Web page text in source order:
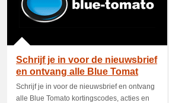
Schrijf je in voor de nieuwsbrief
en ontvang alle Blue Tomat
Schrijf je in voor de nieuwsbrief en ontvang
alle Blue Tomato kortingscodes, acties en